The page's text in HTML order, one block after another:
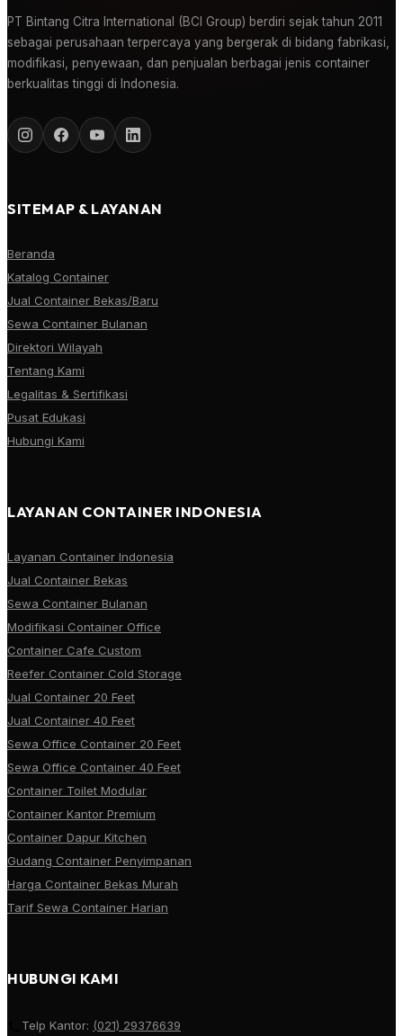
PT Bintang Citra International (BCI Group) berdiri sejak tahun 2011
sebagai perusahaan terpercaya yang bergerak di bidang fabrikasi,
modifikasi, penyewaan, dan penjualan berbagai jenis container
berkualitas tinggi di Indonesia.
SITEMAP & LAYANAN
Beranda
Katalog Container
Jual Container Bekas/Baru
Sewa Container Bulanan
Direktori Wilayah
Tentang Kami
Legalitas & Sertifikasi
Pusat Edukasi
Hubungi Kami
LAYANAN CONTAINER INDONESIA
Layanan Container Indonesia
Jual Container Bekas
Sewa Container Bulanan
Modifikasi Container Office
Container Cafe Custom
Reefer Container Cold Storage
Jual Container 20 Feet
Jual Container 40 Feet
Sewa Office Container 20 Feet
Sewa Office Container 40 Feet
Container Toilet Modular
Container Kantor Premium
Container Dapur Kitchen
Gudang Container Penyimpanan
Harga Container Bekas Murah
Tarif Sewa Container Harian
HUBUNGI KAMI
Telp Kantor: (021) 29376639